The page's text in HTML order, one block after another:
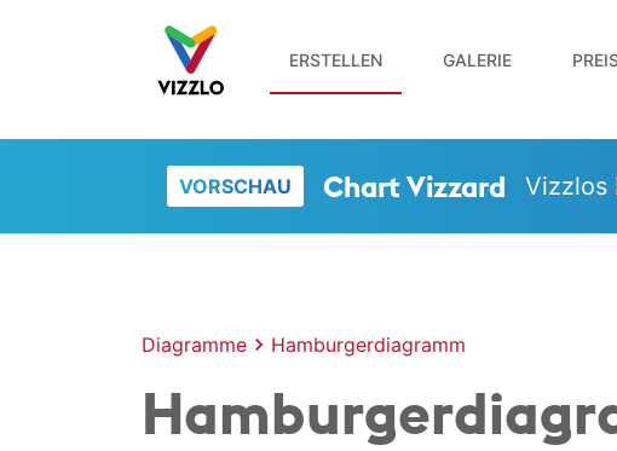
ERSTELLEN GALERIE
VORSCHAU Chart Vizzard Vizzlos
Diagramme Hamburger­diagramm